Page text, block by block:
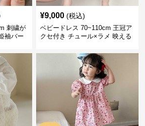
刺繍が
袖バー
¥9,000 (税込)
ベビードレス 70~110cm 王冠ア
クセ付き チュール×ラメ 映える